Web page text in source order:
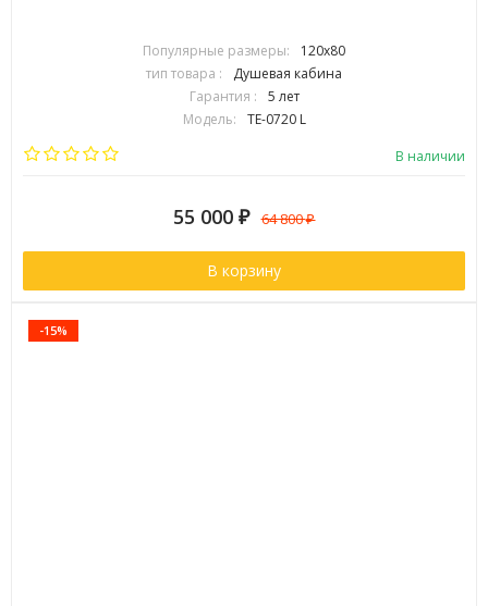
Популярные размеры:
120х80
тип товара :
Душевая кабина
Гарантия :
5 лет
Модель:
TE-0720 L
В наличии
55 000 ₽ 64 800₽
В корзину
-15%